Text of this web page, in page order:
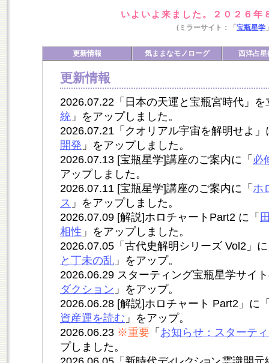
いよいよ来ました。２０２６年
(ミラーサイト：「 宝瓶星学
更新情報 気ままなモノローグ 西洋占星